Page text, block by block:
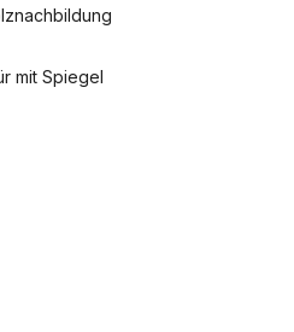
mit Spiegel